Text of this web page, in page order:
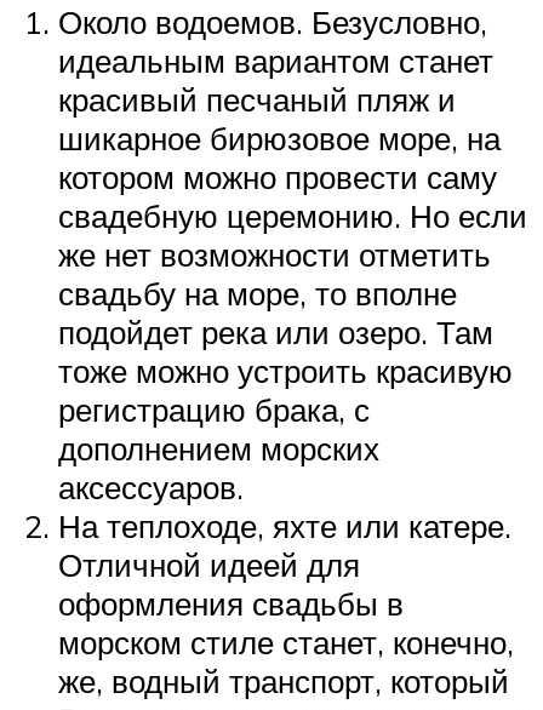
Около водоемов. Безусловно,
идеальным вариантом станет
красивый песчаный пляж и
шикарное бирюзовое море, на
котором можно провести саму
свадебную церемонию. Но если
же нет возможности отметить
свадьбу на море, то вполне
подойдет река или озеро. Там
тоже можно устроить красивую
регистрацию брака, с
дополнением морских
аксессуаров.
На теплоходе, яхте или катере.
Отличной идеей для
оформления свадьбы в
морском стиле станет, конечно,
же, водный транспорт, который